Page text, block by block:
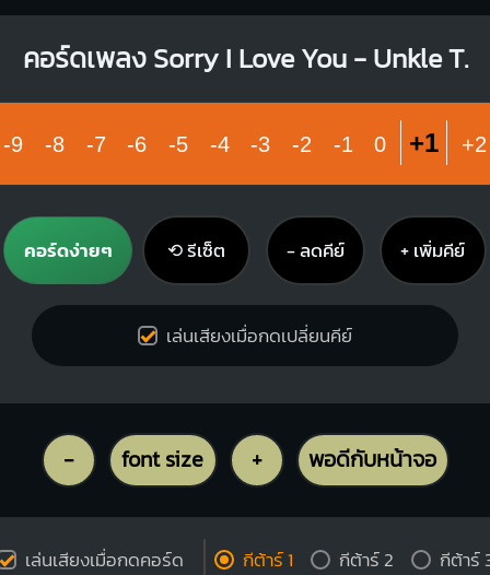
คอร์ดเพลง Sorry I Love You - Unkle T.
-9 -8 -7 -6 -5 -4 -3 -2 -1 0 +1 +2
คอร์ดง่ายๆ ⟲ รีเซ็ต − ลดคีย์ + เพิ่มคีย์
เล่นเสียงเมื่อกดเปลี่ยนคีย์
- font size + พอดีกับหน้าจอ
เล่นเสียงเมื่อกดคอร์ด กีต้าร์ 1 กีต้าร์ 2 กีต้าร์